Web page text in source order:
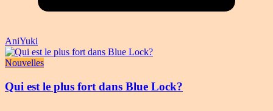
AniYuki
Nouvelles
Qui est le plus fort dans Blue Lock?